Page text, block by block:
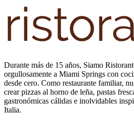
Durante más de 15 años, Siamo
orgullosamente a Miami Springs con
desde cero. Como restaurante familiar,
crear pizzas al horno de leña, pastas
gastronómicas cálidas e inolvidables
Italia.